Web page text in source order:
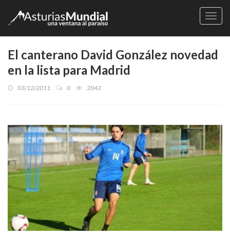
El canterano David González novedad
en la lista para Madrid
03/12/2011 0 2042